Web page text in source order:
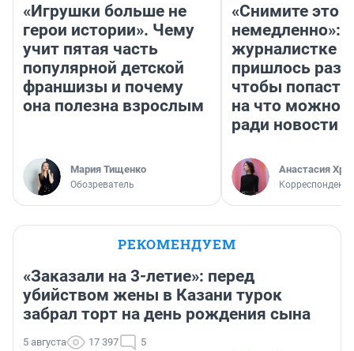
«Игрушки больше не
герои истории». Чему
учит пятая часть
популярной детской
франшизы и почему
она полезна взрослым
Мария Тищенко
Обозреватель
«Снимите это
немедленно»:
журналистке
пришлось
чтобы попасть
на что можно
ради новости
Анастасия
Корреспондент
РЕКОМЕНДУЕМ
«Заказали на 3-летие»: перед
убийством жены в Казани турок
забрал торт на день рождения сына
5 августа 17 397 5